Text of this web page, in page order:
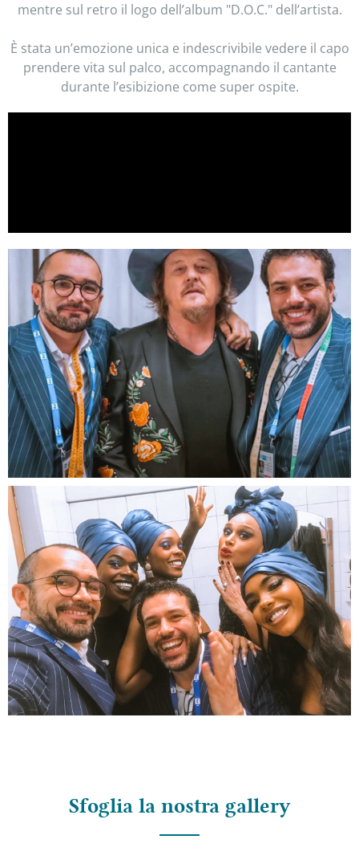
mentre sul retro il logo dell’album "D.O.C." dell’artista.
È stata un’emozione unica e indescrivibile vedere il capo
prendere vita sul palco, accompagnando il cantante
durante l’esibizione come super ospite.
Sfoglia la nostra gallery